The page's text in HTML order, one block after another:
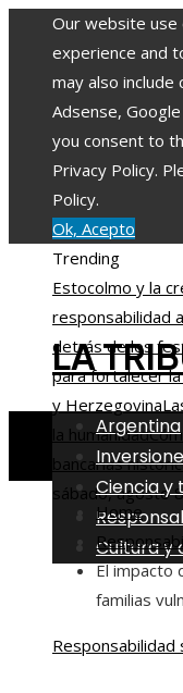
Our website use
experience and
may also
Adsense,
you consent to
Privacy Policy.
Policy.
Ok, Acepto
Trending
Estocolmo y la
responsabilidad
detrás de los
para fortalecer
y Herzegovina
la humanidad
bancarias
sábado, agosto 8
LA
Argentina
Ciencia y
Cultura y
Home
El impacto
familias
Responsabilidad